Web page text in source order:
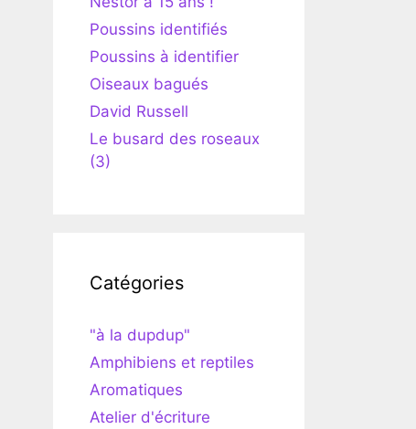
Poussins identifiés
Poussins à identifier
Oiseaux bagués
David Russell
Le busard des roseaux
(3)
Catégories
"à la dupdup"
Amphibiens et reptiles
Aromatiques
Atelier d'écriture